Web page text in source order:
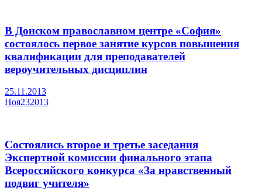
В Донском православном центре «София»
состоялось первое занятие курсов повышения
квалификации для преподавателей
вероучительных дисциплин
25.11.2013
Ноя232013
Состоялись второе и третье заседания
Экспертной комиссии финального этапа
Всероссийского конкурса «За нравственный
подвиг учителя»